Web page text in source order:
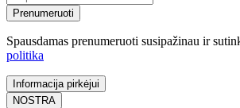
Prenumeruoti
Spausdamas prenumeruoti susipažinau ir
politika
Informacija pirkėjui
NOSTRA